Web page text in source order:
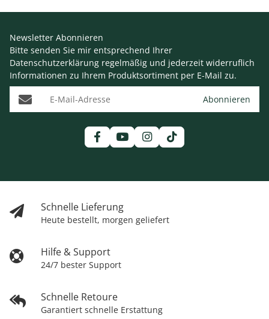
Schnelle Lieferung
Heute bestellt, morgen geliefert
Hilfe & Support
24/7 bester Support
Schnelle Retoure
Garantiert schnelle Erstattung
Newsletter Abonnieren
Bitte senden Sie mir entsprechend Ihrer
Datenschutzerklärung regelmäßig und jederzeit widerruflich
Informationen zu Ihrem Produktsortiment per E-Mail zu.
E-Mail-Adresse Abonnieren